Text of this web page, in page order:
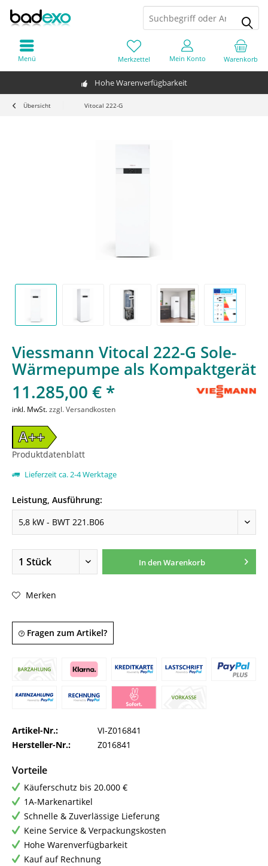
Hohe Warenverfügbarkeit
Warenkorb
Merkzettel Mein Konto
Menü
Übersicht Vitocal 222-G
Viessmann Vitocal 222-G Sole-
Wärmepumpe als Kompaktgerät
11.285,00 € *
inkl. MwSt.zzgl. Versandkosten
A++
Produktdatenblatt
Lieferzeit ca. 2-4 Werktage
Leistung, Ausführung:
In denWarenkorb
Merken
Fragen zum Artikel?
Artikel-Nr.:
VI-Z016841
Hersteller-Nr.:
Z016841
Vorteile
Käuferschutz bis 20.000 €
1A-Markenartikel
Schnelle & Zuverlässige Lieferung
Keine Service & Verpackungskosten
Hohe Warenverfügbarkeit
Kauf auf Rechnung